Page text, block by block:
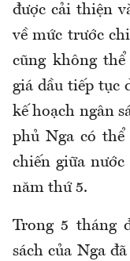
được cải thiện
về mức trước
cũng không
giá dầu tiếp tục
kế hoạch ngân
phủ Nga có
chiến giữa
năm thứ 5.
Trong 5 tháng
sách của Nga